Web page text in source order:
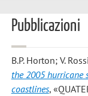
Pubblicazioni
B.P. Horton; V.
the 2005 hurricane
coastlines,